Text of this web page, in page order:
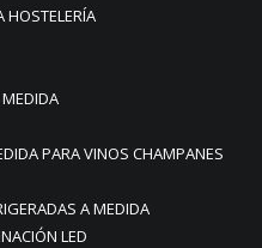
HOSTELERÍA
PARA VINOS CHAMPANES
A MEDIDA
LED